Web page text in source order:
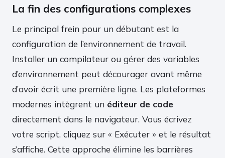
La fin des configurations complexes
Le principal frein pour un débutant est la
configuration de l’environnement de travail.
Installer un compilateur ou gérer des variables
d’environnement peut décourager avant même
d’avoir écrit une première ligne. Les plateformes
modernes intègrent un éditeur de code
directement dans le navigateur. Vous écrivez
votre script, cliquez sur « Exécuter » et le résultat
s’affiche. Cette approche élimine les barrières